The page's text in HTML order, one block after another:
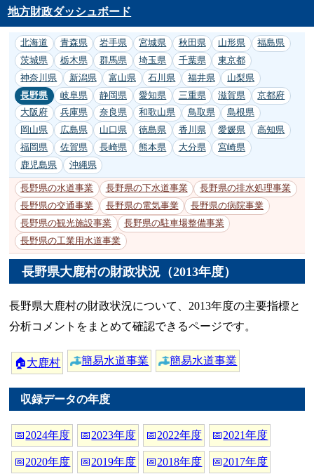
地方財政ダッシュボード
北海道 青森県 岩手県 宮城県 秋田県 山形県
福島県
茨城県
栃木県 群馬県 埼玉県 千葉県
東京都
神奈川県
新潟県 富山県 石川県 福井県
山梨県
長野県
岐阜県 静岡県 愛知県 三重県 滋賀県
京都府
大阪府
兵庫県 奈良県 和歌山県 鳥取県
島根県
岡山県
広島県 山口県 徳島県 香川県 愛媛県
高知県
福岡県
佐賀県 長崎県 熊本県 大分県
宮崎県
鹿児島県
沖縄県
長野県の水道事業 長野県の下水道事業
長野県の排水処理事業
長野県の交通事業
長野県の電気事業
長野県の病院事業
長野県の観光施設事業
長野県の駐車場整備事業
長野県の工業用水道事業
長野県大鹿村の財政状況（2013年度）
長野県大鹿村の財政状況について、2013年度の主要指標と
分析コメントをまとめて確認できるページです。
🏠大鹿村 簡易水道事業 簡易水道事業
収録データの年度
📅2024年度 📅2023年度 📅2022年度 📅2021年度
📅2020年度 📅2019年度 📅2018年度 📅2017年度